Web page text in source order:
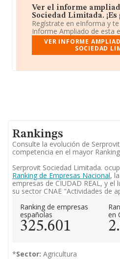
Ver el informe
Sociedad Limitada. ¡Es
Regístrate en eInforma y
Informe Ampliado de esta
VER INFORME
SOCIEDAD
Rankings
Consulte la evolución de
competencia en el mayor
Serprovit Sociedad Limitada.
Ranking de Empresas Nacional,
empresas de CIUDAD REAL, y el
su sector CNAE "Actividades de
Ranking de empresas
españolas
325.601
en
*Sector: Agricultura